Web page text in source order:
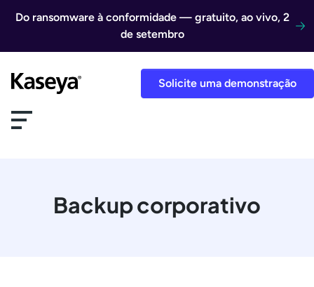
Do ransomware à conformidade — gratuito, ao vivo, 2
de setembro
Solicite uma demonstração
Backup corporativo